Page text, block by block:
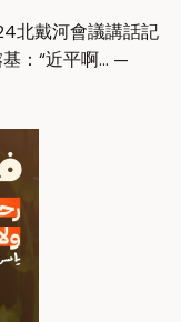
北戴河會議講話記
：“近平啊… —